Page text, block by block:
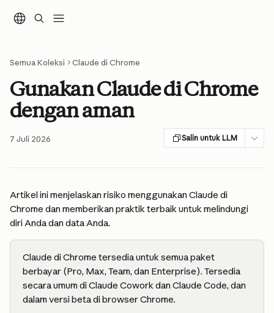
Semua Koleksi Claude di Chrome
Gunakan Claude di Chrome
dengan aman
7 Juli 2026 Salin untuk LLM
Artikel ini menjelaskan risiko menggunakan Claude di
Chrome dan memberikan praktik terbaik untuk melindungi
diri Anda dan data Anda.
Claude di Chrome tersedia untuk semua paket
berbayar (Pro, Max, Team, dan Enterprise). Tersedia
secara umum di Claude Cowork dan Claude Code, dan
dalam versi beta di browser Chrome.